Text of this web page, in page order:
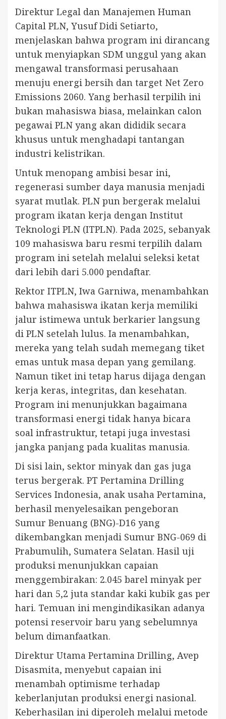
Direktur Legal dan Manajemen Human
Capital PLN, Yusuf Didi Setiarto,
menjelaskan bahwa program ini dirancang
untuk menyiapkan SDM unggul yang akan
mengawal transformasi perusahaan
menuju energi bersih dan target Net Zero
Emissions 2060. Yang berhasil terpilih ini
bukan mahasiswa biasa, melainkan calon
pegawai PLN yang akan dididik secara
khusus untuk menghadapi tantangan
industri kelistrikan.
Untuk menopang ambisi besar ini,
regenerasi sumber daya manusia menjadi
syarat mutlak. PLN pun bergerak melalui
program ikatan kerja dengan Institut
Teknologi PLN (ITPLN). Pada 2025, sebanyak
109 mahasiswa baru resmi terpilih dalam
program ini setelah melalui seleksi ketat
dari lebih dari 5.000 pendaftar.
Rektor ITPLN, Iwa Garniwa, menambahkan
bahwa mahasiswa ikatan kerja memiliki
jalur istimewa untuk berkarier langsung
di PLN setelah lulus. Ia menambahkan,
mereka yang telah sudah memegang tiket
emas untuk masa depan yang gemilang.
Namun tiket ini tetap harus dijaga dengan
kerja keras, integritas, dan kesehatan.
Program ini menunjukkan bagaimana
transformasi energi tidak hanya bicara
soal infrastruktur, tetapi juga investasi
jangka panjang pada kualitas manusia.
Di sisi lain, sektor minyak dan gas juga
terus bergerak. PT Pertamina Drilling
Services Indonesia, anak usaha Pertamina,
berhasil menyelesaikan pengeboran
Sumur Benuang (BNG)-D16 yang
dikembangkan menjadi Sumur BNG-069 di
Prabumulih, Sumatera Selatan. Hasil uji
produksi menunjukkan capaian
menggembirakan: 2.045 barel minyak per
hari dan 5,2 juta standar kaki kubik gas per
hari. Temuan ini mengindikasikan adanya
potensi reservoir baru yang sebelumnya
belum dimanfaatkan.
Direktur Utama Pertamina Drilling, Avep
Disasmita, menyebut capaian ini
menambah optimisme terhadap
keberlanjutan produksi energi nasional.
Keberhasilan ini diperoleh melalui metode